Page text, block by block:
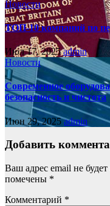
Новости
ТОП-10 компаний по
Июл 17, 2025admin
Новости
Современное
безопасность и чистота
Июн 29, 2025admin
Добавить
Ваш адрес email не
помечены *
Комментарий *